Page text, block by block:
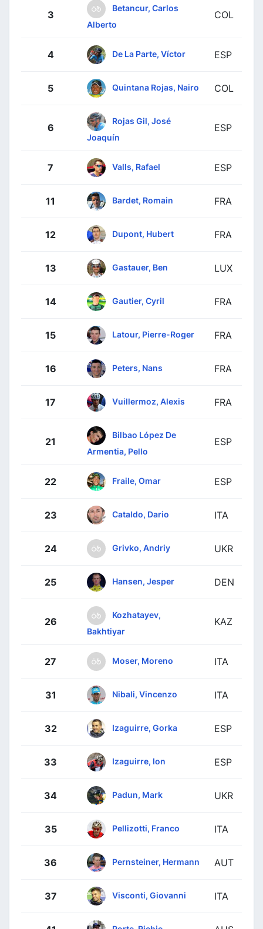
3
Betancur, Carlos
Alberto
COL
4 De La Parte, Víctor ESP
5 Quintana Rojas, Nairo COL
6
Rojas Gil, José
Joaquín
ESP
7 Valls, Rafael ESP
11 Bardet, Romain FRA
12 Dupont, Hubert FRA
13 Gastauer, Ben LUX
14 Gautier, Cyril FRA
15 Latour, Pierre-Roger FRA
16 Peters, Nans FRA
17 Vuillermoz, Alexis FRA
21
Bilbao López De
Armentia, Pello
ESP
22 Fraile, Omar ESP
23 Cataldo, Dario ITA
24 Grivko, Andriy UKR
25 Hansen, Jesper DEN
26
Kozhatayev,
Bakhtiyar
KAZ
27 Moser, Moreno ITA
31 Nibali, Vincenzo ITA
32 Izaguirre, Gorka ESP
33 Izaguirre, Ion ESP
34 Padun, Mark UKR
35 Pellizotti, Franco ITA
36 Pernsteiner, Hermann AUT
37 Visconti, Giovanni ITA